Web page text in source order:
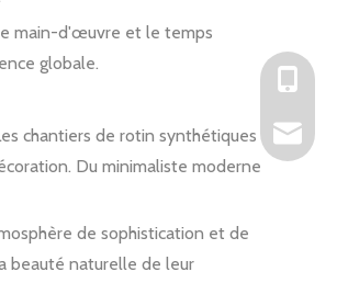
main-d'œuvre et le temps
globale.
chantiers de rotin synthétiques
Du minimaliste moderne
de sophistication et de
beauté naturelle de leur
+86 -